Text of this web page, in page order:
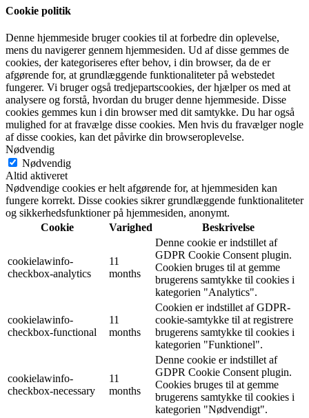
Cookie politik
Denne hjemmeside bruger cookies til at forbedre din oplevelse,
mens du navigerer gennem hjemmesiden. Ud af disse gemmes de
cookies, der kategoriseres efter behov, i din browser, da de er
afgørende for, at grundlæggende funktionaliteter på webstedet
fungerer. Vi bruger også tredjepartscookies, der hjælper os med at
analysere og forstå, hvordan du bruger denne hjemmeside. Disse
cookies gemmes kun i din browser med dit samtykke. Du har også
mulighed for at fravælge disse cookies. Men hvis du fravælger nogle
af disse cookies, kan det påvirke din browseroplevelse.
Nødvendig
Nødvendig
Altid aktiveret
Nødvendige cookies er helt afgørende for, at hjemmesiden kan
fungere korrekt. Disse cookies sikrer grundlæggende funktionaliteter
og sikkerhedsfunktioner på hjemmesiden, anonymt.
Cookie
Varighed Beskrivelse
cookielawinfo-
checkbox-analytics
11
months
Denne cookie er indstillet af
GDPR Cookie Consent plugin.
Cookien bruges til at gemme
brugerens samtykke til cookies i
kategorien "Analytics".
cookielawinfo-
checkbox-functional
11
months
Cookien er indstillet af GDPR-
cookie-samtykke til at registrere
brugerens samtykke til cookies i
kategorien "Funktionel".
cookielawinfo-
checkbox-necessary
11
months
Denne cookie er indstillet af
GDPR Cookie Consent plugin.
Cookies bruges til at gemme
brugerens samtykke til cookies i
kategorien "Nødvendigt".